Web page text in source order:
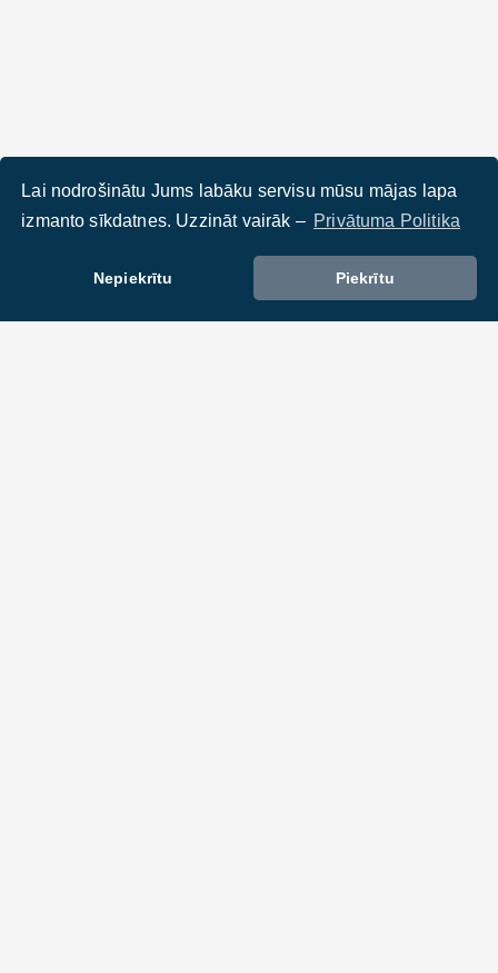
Lai nodrošinātu Jums labāku servisu mūsu mājas lapa
izmanto sīkdatnes. Uzzināt vairāk – Privātuma Politika
Nepiekrītu Piekrītu